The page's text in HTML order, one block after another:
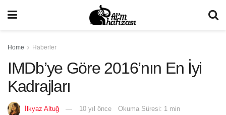
Home Haberler
IMDb’ye Göre 2016’nın En İyi
Kadrajları
İlkyaz Altuğ 10 yıl önce Okuma Süresi: 1 min